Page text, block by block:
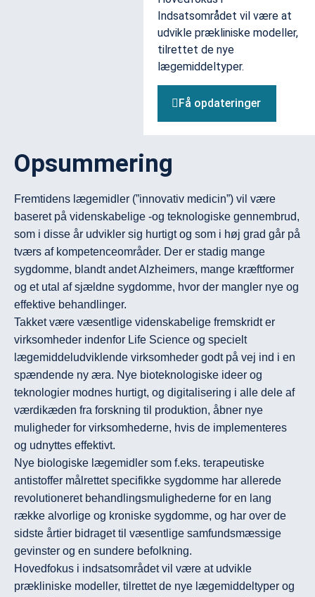
Indsatsområdet vil være at
udvikle prækliniske modeller,
tilrettet de nye
lægemiddeltyper.
Få opdateringer
Opsummering
Fremtidens lægemidler (”innovativ medicin”) vil være
baseret på videnskabelige -og teknologiske gennembrud,
som i disse år udvikler sig hurtigt og som i høj grad går på
tværs af kompetenceområder. Der er stadig mange
sygdomme, blandt andet Alzheimers, mange kræftformer
og et utal af sjældne sygdomme, hvor der mangler nye og
effektive behandlinger.
Takket være væsentlige videnskabelige fremskridt er
virksomheder indenfor Life Science og specielt
lægemiddeludviklende virksomheder godt på vej ind i en
spændende ny æra. Nye bioteknologiske ideer og
teknologier modnes hurtigt, og digitalisering i alle dele af
værdikæden fra forskning til produktion, åbner nye
muligheder for virksomhederne, hvis de implementeres
og udnyttes effektivt.
Nye biologiske lægemidler som f.eks. terapeutiske
antistoffer målrettet specifikke sygdomme har allerede
revolutioneret behandlingsmulighederne for en lang
række alvorlige og kroniske sygdomme, og har over de
sidste årtier bidraget til væsentlige samfundsmæssige
gevinster og en sundere befolkning.
Hovedfokus i indsatsområdet vil være at udvikle
prækliniske modeller, tilrettet de nye lægemiddeltyper og